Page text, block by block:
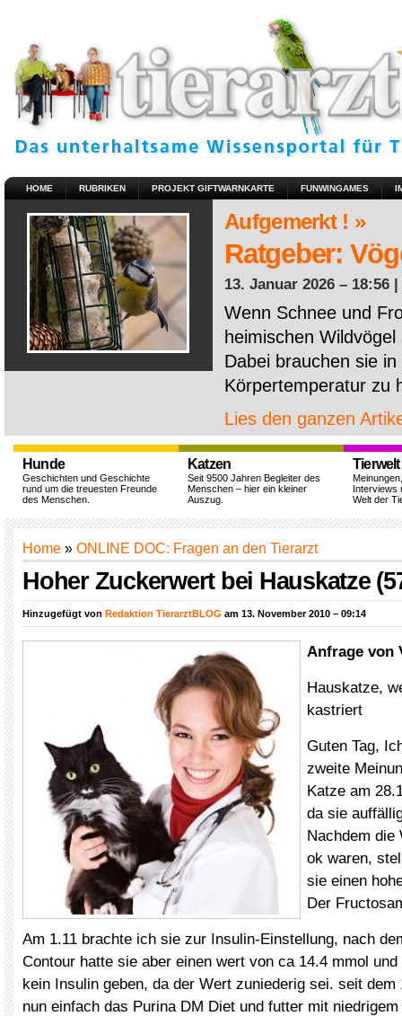
HOME RUBRIKEN PROJEKT GIFTWARNKARTE FUNWINGAMES
Aufgemerkt ! »
Ratgeber:
13. Januar 2026 – 18:56 |
Wenn Schnee und
heimischen
Dabei brauchen sie
Körpertemperatur zu
Lies den ganzen
Hunde
Geschichten und Geschichte
rund um die treuesten Freunde
des Menschen.
Katzen
Seit 9500 Jahren Begleiter des
Menschen – hier ein kleiner
Auszug.
Tierwelt
Interviews
Welt der
Home » ONLINE DOC: Fragen an den Tierarzt
Hoher Zuckerwert bei Hauskatze
Hinzugefügt von Redaktion TierarztBLOG am 13. November 2010 – 09:14
Anfrage von
Hauskatze,
kastriert
Guten Tag,
zweite
Katze am
da sie
Nachdem die
ok waren,
sie einen
Der
Am 1.11 brachte ich sie zur Insulin-Einstellung, nach
Contour hatte sie aber einen wert von ca 14.4 mmol
kein Insulin geben, da der Wert zuniederig sei. seit dem
nun einfach das Purina DM Diet und futter mit